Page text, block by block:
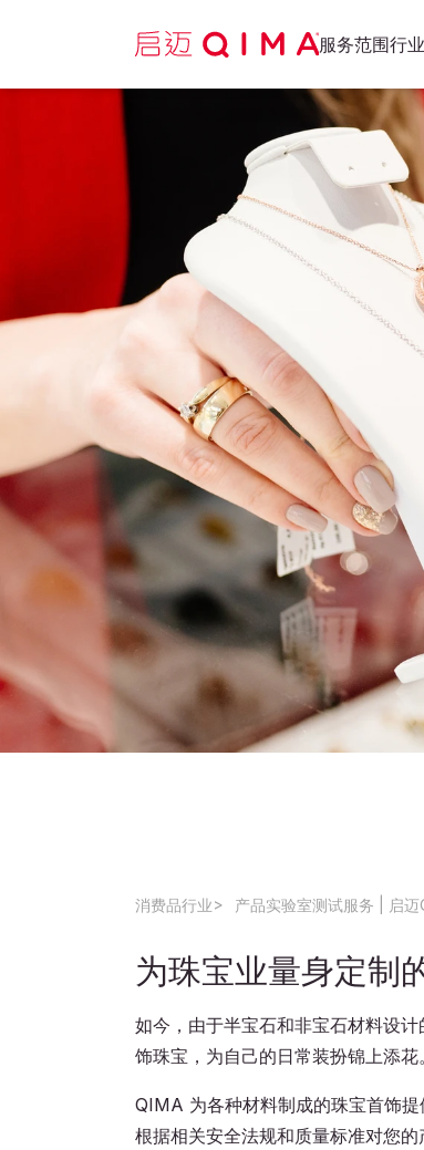
服务范围行
消费品行业 产品实验室测试服务 | 启迈
为珠宝业量身定制
如今，由于半宝石和非宝石材料设
饰珠宝，为自己的日常装扮锦上添花。
QIMA 为各种材料制成的珠宝首饰
根据相关安全法规和质量标准对您